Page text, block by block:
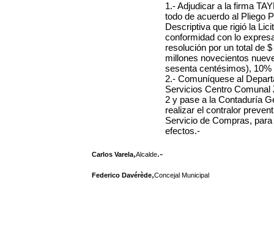
1.- Adjudicar a la firma
todo de acuerdo al Pliego
Descriptiva que rigió la
conformidad con lo
resolución por un total de
millones novecientos
sesenta centésimos),
2.- Comuníquese al
Servicios Centro Comunal
2 y pase a la Contaduría
realizar el contralor
Servicio de Compras,
efectos.-
Carlos Varela,Alcalde.-
Federico Davérède,Concejal Municipal